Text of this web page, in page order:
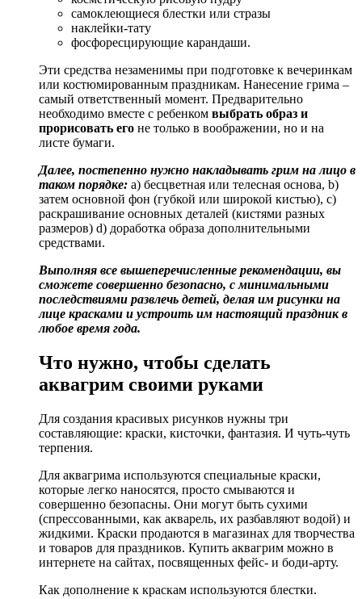
самоклеющиеся блестки или стразы
наклейки-тату
фосфоресцирующие карандаши.
Эти средства незаменимы при подготовке к вечеринкам
или костюмированным праздникам. Нанесение грима –
самый ответственный момент. Предварительно
необходимо вместе с ребенком выбрать образ и
прорисовать его не только в воображении, но и на
листе бумаги.
Далее, постепенно нужно накладывать грим на лицо в
таком порядке: a) бесцветная или телесная основа, b)
затем основной фон (губкой или широкой кистью), c)
раскрашивание основных деталей (кистями разных
размеров) d) доработка образа дополнительными
средствами.
Выполняя все вышеперечисленные рекомендации, вы
сможете совершенно безопасно, с минимальными
последствиями развлечь детей, делая им рисунки на
лице красками и устроить им настоящий праздник в
любое время года.
Что нужно, чтобы сделать
аквагрим своими руками
Для создания красивых рисунков нужны три
составляющие: краски, кисточки, фантазия. И чуть-чуть
терпения.
Для аквагрима используются специальные краски,
которые легко наносятся, просто смываются и
совершенно безопасны. Они могут быть сухими
(спрессованными, как акварель, их разбавляют водой) и
жидкими. Краски продаются в магазинах для творчества
и товаров для праздников. Купить аквагрим можно в
интернете на сайтах, посвященных фейс- и боди-арту.
Как дополнение к краскам используются блестки.